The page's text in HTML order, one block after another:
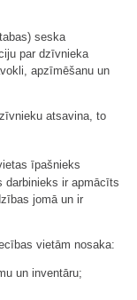
seska
par dzīvnieka
apzīmēšanu un
atsavina, to
īpašnieks
darbinieks ir apmācīts
jomā un ir
vietām nosaka:
un inventāru;